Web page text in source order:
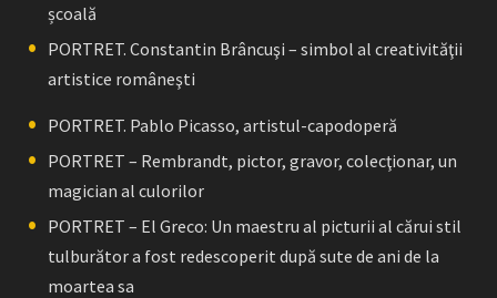
școală
PORTRET. Constantin Brâncuşi – simbol al creativităţii
artistice româneşti
PORTRET. Pablo Picasso, artistul-capodoperă
PORTRET – Rembrandt, pictor, gravor, colecţionar, un
magician al culorilor
PORTRET – El Greco: Un maestru al picturii al cărui stil
tulburător a fost redescoperit după sute de ani de la
moartea sa